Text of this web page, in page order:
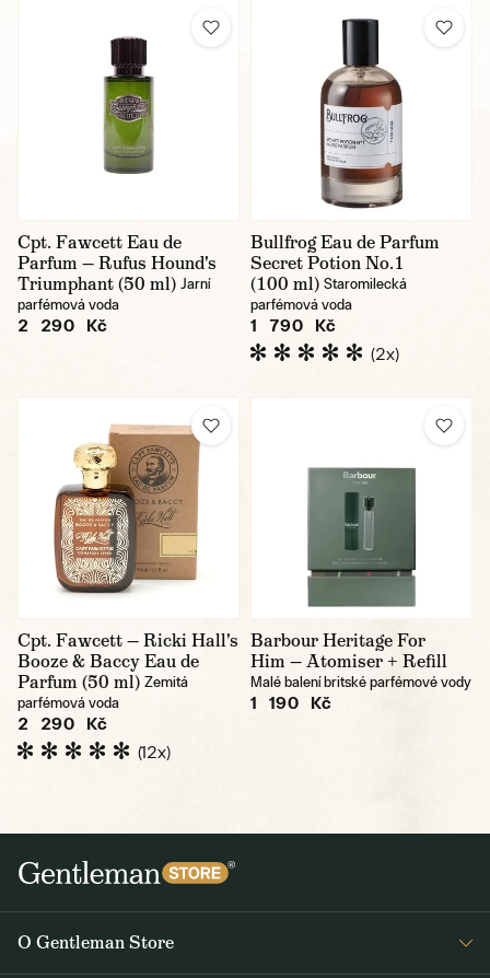
Cpt. Fawcett Eau de
Parfum — Rufus Hound's
Triumphant (50 ml) Jarní
parfémová voda
2 290 Kč
Bullfrog Eau de Parfum
Secret Potion No.1
(100 ml) Staromilecká
parfémová voda
1 790 Kč
(2x)
Cpt. Fawcett — Ricki Hall's
Booze & Baccy Eau de
Parfum (50 ml) Zemitá
parfémová voda
2 290 Kč
(12x)
Barbour Heritage For
Him — Atomiser + Refill
Malé balení britské parfémové vody
1 190 Kč
O Gentleman Store